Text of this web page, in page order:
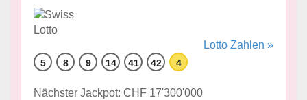
Lotto Zahlen »
5 8 9 14 41 42 4
Nächster Jackpot: CHF 17'300'000